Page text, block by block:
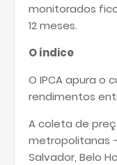
monitorados
12 meses.
O índice
O IPCA apura o
rendimentos
A coleta de
metropolitanas
Salvador, Belo